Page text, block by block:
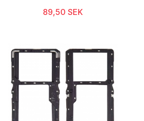
89,50 SEK